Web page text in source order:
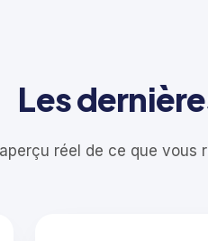
Les
réel de ce que vous